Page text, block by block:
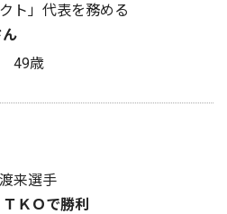
ト」代表を務める
49歳
来選手
ＫＯで勝利